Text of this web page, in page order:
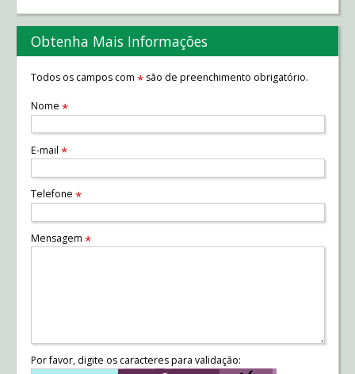
Obtenha Mais Informações
Todos os campos com *são de preenchimento obrigatório.
Nome *
E-mail *
Telefone *
Mensagem *
Por favor, digite os caracteres para validação: